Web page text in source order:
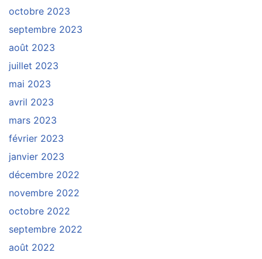
octobre 2023
septembre 2023
août 2023
juillet 2023
mai 2023
avril 2023
mars 2023
février 2023
janvier 2023
décembre 2022
novembre 2022
octobre 2022
septembre 2022
août 2022